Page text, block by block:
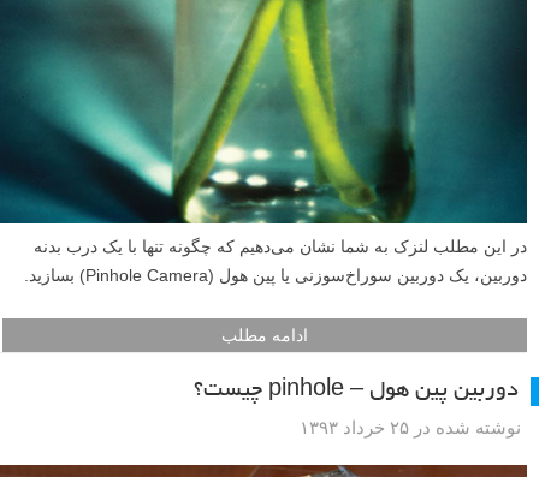
در این مطلب لنزک به شما نشان می‌دهیم که چگونه تنها با یک درب بدنه
دوربین، یک دوربین سوراخ‌سوزنی یا پین هول (Pinhole Camera) بسازید.
ادامه مطلب
دوربین پین هول – pinhole چیست؟
نوشته شده در ۲۵ خرداد ۱۳۹۳